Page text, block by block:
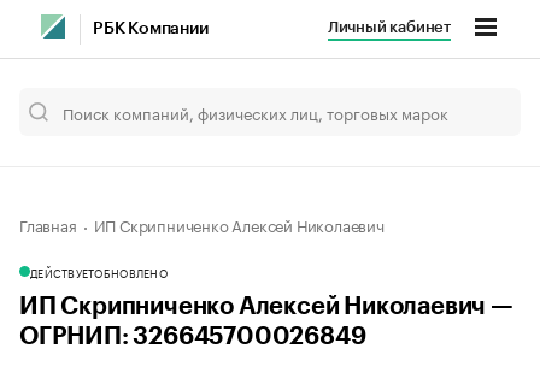
РБК Компании Личный кабинет
Главная ИП Скрипниченко Алексей Николаевич
ДЕЙСТВУЕТОБНОВЛЕНО
ИП Скрипниченко Алексей Николаевич —
ОГРНИП: 326645700026849